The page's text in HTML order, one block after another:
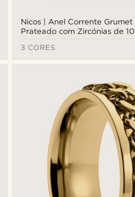
Nicos | Anel Corrente Grumet
Prateado com Zircónias de 10
3 CORES